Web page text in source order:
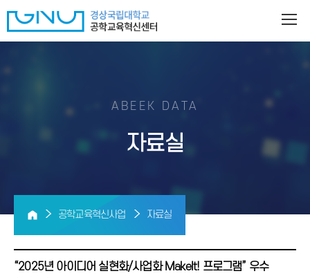
ABEEK DATA
자료실
공학교육혁신사업 자료실
“2025년 아이디어 실현화/사업화 MakeIt! 프로그램” 우수